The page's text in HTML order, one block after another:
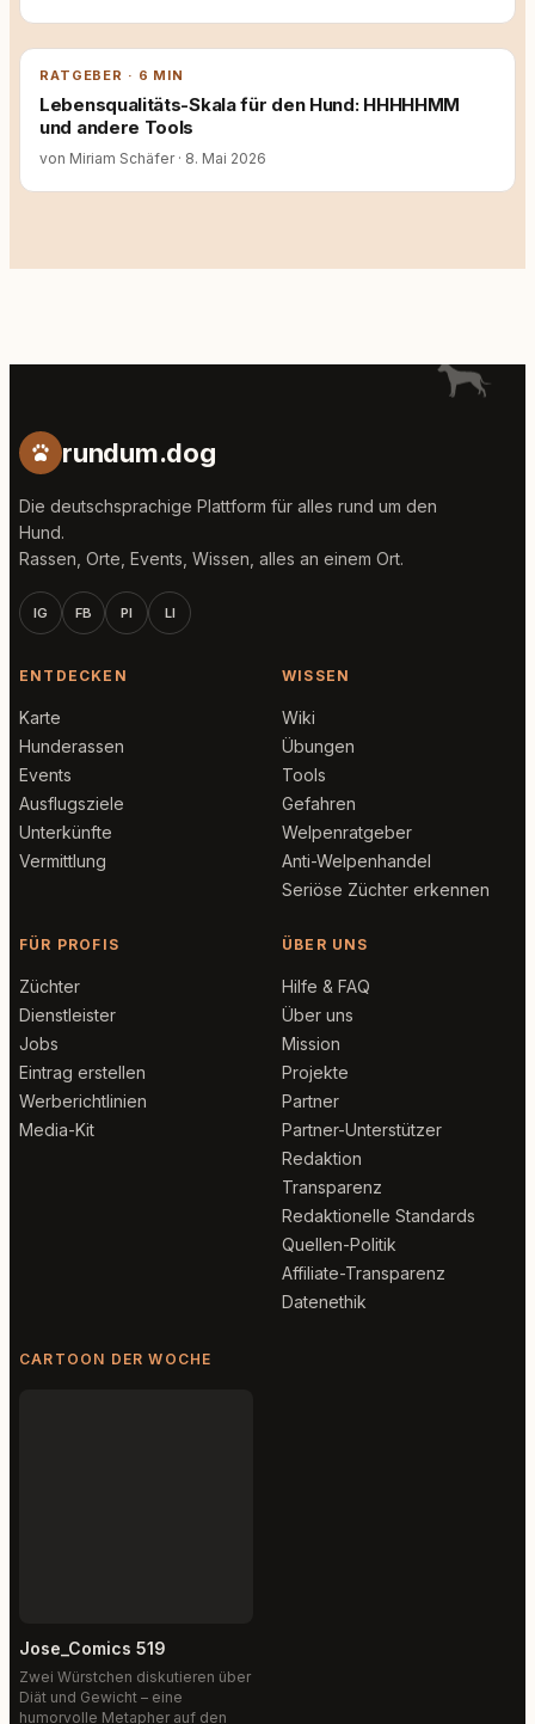
RATGEBER · 6 MIN
Lebensqualitäts-Skala für den Hund: HHHHHMM
und andere Tools
von Miriam Schäfer · 8. Mai 2026
rundum.dog
Die deutschsprachige Plattform für alles rund um den
Hund.
Rassen, Orte, Events, Wissen, alles an einem Ort.
IG FB PI LI
ENTDECKEN
Karte
Hunderassen
Events
Ausflugsziele
Unterkünfte
Vermittlung
WISSEN
Wiki
Übungen
Tools
Gefahren
Welpenratgeber
Anti-Welpenhandel
Seriöse Züchter erkennen
FÜR PROFIS
Züchter
Dienstleister
Jobs
Eintrag erstellen
Werberichtlinien
Media-Kit
ÜBER UNS
Hilfe & FAQ
Über uns
Mission
Projekte
Partner
Partner-Unterstützer
Redaktion
Transparenz
Redaktionelle Standards
Quellen-Politik
Affiliate-Transparenz
Datenethik
CARTOON DER WOCHE
Jose_Comics 519
Zwei Würstchen diskutieren über
Diät und Gewicht – eine
humorvolle Metapher auf den